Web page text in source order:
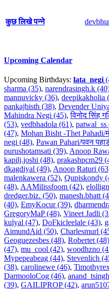
कुछ लिखे पन्ने
Upcoming Calendar
Upcoming Birthdays: lata_negi
sharma (35), narendrasingh.k
mannuvicky (36), deepikakholia
pankajbisth (38), Devender
Mahindra Negi (45),विनोद सिंह
(53), vedbhadola (61), patwal_ss
(47), Mohan Bisht -Thet Pahadi/
negi (48), Pawan Pahari/पवन
purushotamsati (39), Anoop
kapilj.joshi (48), prakashpcm29
dkagdiyal (49), Anoop Raturi
malenkawera (52), Qupiskondy
(48), AAMilissfoom (42),
dredger.biz. (50), manesh.bhatt
(40), EmyKocur (39),
GregoryMaP (48), Vineet Jadli
kulyal (47), DoFkicleelale (43),
AimundAid (50), Charlesmurl
Geoguezesbes (48), Robertet (48)
(47), mu_cool (42), woodhzno
Mypepeabeag (44), Stevenlich
(38), carolinewe (46),
DarmooloCog (46),
(39), GAILIPROP (42),